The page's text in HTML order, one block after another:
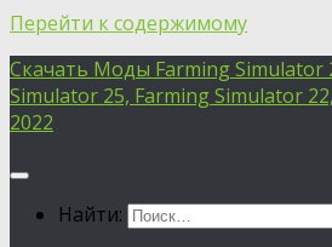
Перейти к содержимому
Скачать Моды Farming Simulator
Simulator 25, Farming Simulator
2022
Найти: